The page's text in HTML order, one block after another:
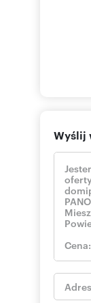
Wyślij